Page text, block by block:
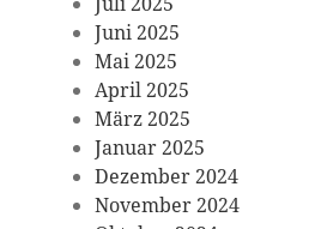
Juni 2025
Mai 2025
April 2025
März 2025
Januar 2025
Dezember 2024
November 2024